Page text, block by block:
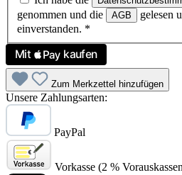
genommen und die
AGB
gelesen
einverstanden. *
Zum Merkzettel hinzufügen
Unsere Zahlungsarten:
PayPal
Vorkasse (2 %